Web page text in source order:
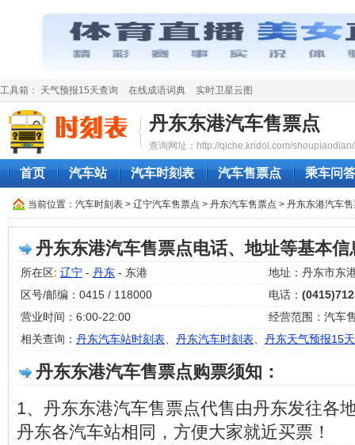
工具箱： 天气预报15天查询 在线成语词典 实时卫星云图
丹东东港汽车售票点
查询网址：http://qiche.kridol.com/
首页 汽车站 汽车时刻表 汽车售票点 乘车问答
当前位置： 汽车时刻表 > 辽宁汽车售票点 > 丹东汽车售票点 > 丹东东港汽车
丹东东港汽车售票点电话、地址等基本信
所在区: 辽宁 - 丹东 - 东港
地址：丹东市东
区号/邮编：0415 / 118000
电话：
营业时间：6:00-22:00
经营范围：汽车
相关查询： 丹东汽车站时刻表 丹东汽车时刻表 丹东天气预报15天
丹东东港汽车售票点购票须知：
1、丹东东港汽车售票点代售由丹东发往各
丹东各汽车站相同，方便大家就近买票！